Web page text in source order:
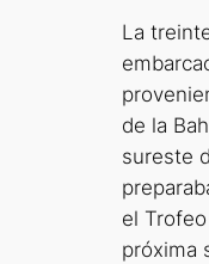
La
de la
sureste
el
próxima